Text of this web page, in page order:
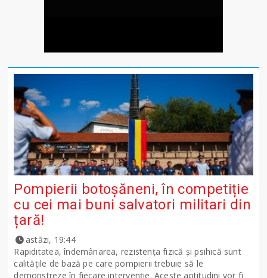
Pompierii botoșăneni, în competiție
cu cei mai buni salvatori militari din
țară!
astăzi, 19:44
Rapiditatea, îndemânarea, rezistența fizică și psihică sunt
calitățile de bază pe care pompierii trebuie să le
demonstreze în fiecare intervenție. Aceste aptitudini vor fi